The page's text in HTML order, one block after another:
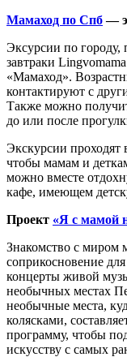
Мамаход по Спб—
Эксурсии по городу,
завтраки
«Мамаход».
контактируют с
Также можно
до или после
Экскурсии проходят
чтобы мамам и
можно вместе
кафе, имеющем
Проект «Я с мамой
Знакомство с миром
соприкосновение
концерты живой
необычных местах
необычные места,
колясками,
программу, чтобы
искусству с самых